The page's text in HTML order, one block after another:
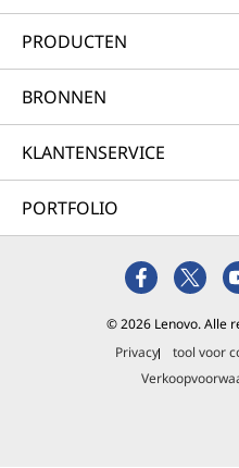
PRODUCTEN
BRONNEN
KLANTENSERVICE
PORTFOLIO
© 2026 Lenovo. Alle
Privacy
tool voor